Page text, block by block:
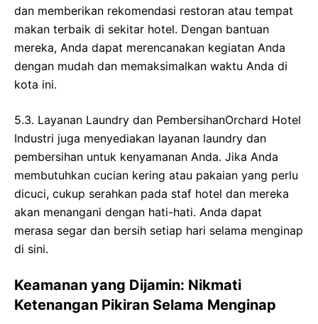
dan memberikan rekomendasi restoran atau tempat
makan terbaik di sekitar hotel. Dengan bantuan
mereka, Anda dapat merencanakan kegiatan Anda
dengan mudah dan memaksimalkan waktu Anda di
kota ini.
5.3. Layanan Laundry dan PembersihanOrchard Hotel
Industri juga menyediakan layanan laundry dan
pembersihan untuk kenyamanan Anda. Jika Anda
membutuhkan cucian kering atau pakaian yang perlu
dicuci, cukup serahkan pada staf hotel dan mereka
akan menangani dengan hati-hati. Anda dapat
merasa segar dan bersih setiap hari selama menginap
di sini.
Keamanan yang Dijamin: Nikmati
Ketenangan Pikiran Selama Menginap